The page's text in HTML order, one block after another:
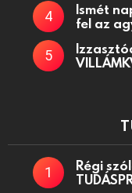
Ismét
fel az
Régi